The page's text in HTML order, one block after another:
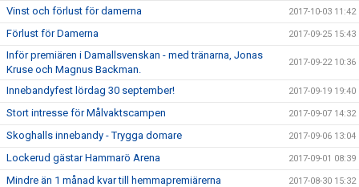
Vinst och förlust för damerna 2017-10-03 11:42
Förlust för Damerna 2017-09-25 15:43
Inför premiären i Damallsvenskan - med tränarna, Jonas
Kruse och Magnus Backman.
2017-09-22 10:36
Innebandyfest lördag 30 september! 2017-09-19 19:40
Stort intresse för Målvaktscampen 2017-09-07 14:32
Skoghalls innebandy - Trygga domare 2017-09-06 13:04
Lockerud gästar Hammarö Arena 2017-09-01 08:39
Mindre än 1 månad kvar till hemmapremiärerna 2017-08-30 15:32